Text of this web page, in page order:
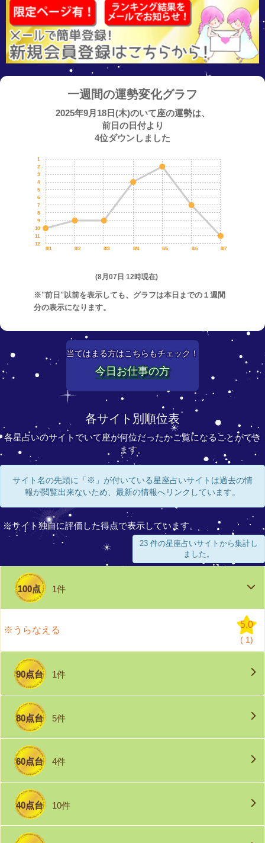
一週間の運勢変化グラフ
2025年9月18日(木)のいて座の運勢は、
前日の日付より
4位ダウンしました
8/1 8/2 8/3 8/4 8/5 8/6 8/7
12
11
10
9
8
7
6
5
4
3
2
1
(8月07日 12時現在)
※"前日"以前を表示しても、グラフは本日までの１週間
分の表示になります。
当てはまる方はこちらもチェック！
今日お仕事の方
各サイト別順位表
各星占いのサイトでいて座が何位だったかご覧になることができ
ます。
サイト名の先頭に「※」が付いている星座占いサイトは過去の情
報が閲覧出来ないため、最新の情報へリンクしています。
※サイト独自に評価した得点で表示しています。
23 件の星座占いサイトから集計し
ました。
100点 1件
※うらなえる
5.0
( 1)
90点台 1件
80点台 5件
60点台 4件
40点台 10件